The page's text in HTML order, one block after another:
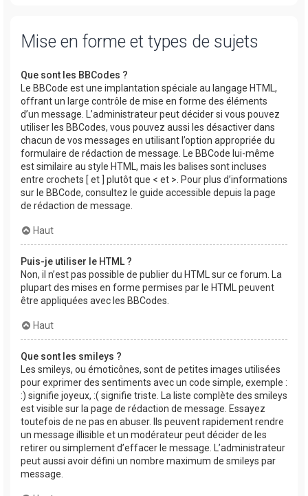
Mise en forme et types de sujets
Que sont les BBCodes ?
Le BBCode est une implantation spéciale au langage HTML,
offrant un large contrôle de mise en forme des éléments
d’un message. L’administrateur peut décider si vous pouvez
utiliser les BBCodes, vous pouvez aussi les désactiver dans
chacun de vos messages en utilisant l’option appropriée du
formulaire de rédaction de message. Le BBCode lui-même
est similaire au style HTML, mais les balises sont incluses
entre crochets [ et ] plutôt que < et >. Pour plus d’informations
sur le BBCode, consultez le guide accessible depuis la page
de rédaction de message.
Haut
Puis-je utiliser le HTML ?
Non, il n’est pas possible de publier du HTML sur ce forum. La
plupart des mises en forme permises par le HTML peuvent
être appliquées avec les BBCodes.
Haut
Que sont les smileys ?
Les smileys, ou émoticônes, sont de petites images utilisées
pour exprimer des sentiments avec un code simple, exemple :
:) signifie joyeux, :( signifie triste. La liste complète des smileys
est visible sur la page de rédaction de message. Essayez
toutefois de ne pas en abuser. Ils peuvent rapidement rendre
un message illisible et un modérateur peut décider de les
retirer ou simplement d’effacer le message. L’administrateur
peut aussi avoir défini un nombre maximum de smileys par
message.